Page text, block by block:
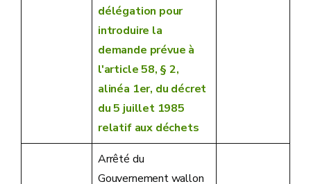
délégation pour
introduire la
demande prévue à
l'article 58, § 2,
alinéa 1er, du décret
du 5 juillet 1985
relatif aux déchets
Arrêté du
Gouvernement wallon